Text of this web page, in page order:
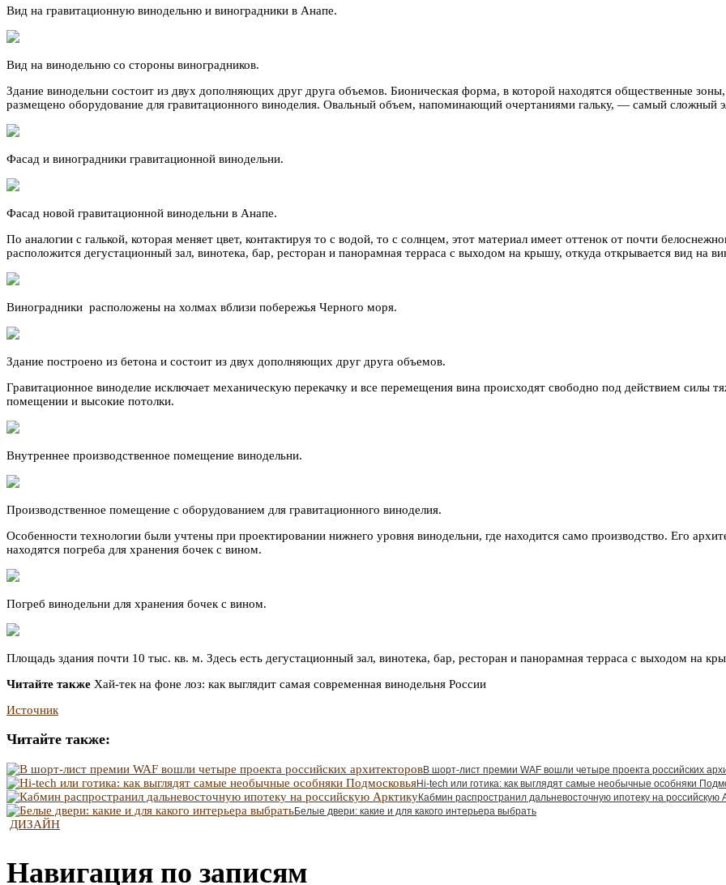
Вид на гравитационную винодельню и виноградники в Анапе.
Вид на винодельню со стороны виноградников.
Здание винодельни состоит из двух дополняющих друг друга объемов. Бионическая форма, в которой находятся общественные
размещено оборудование для гравитационного виноделия. Овальный объем, напоминающий очертаниями гальку, — самый сложный
Фасад и виноградники гравитационной винодельни.
Фасад новой гравитационной винодельни в Анапе.
По аналогии с галькой, которая меняет цвет, контактируя то с водой, то с солнцем, этот материал имеет оттенок от почти
расположится дегустационный зал, винотека, бар, ресторан и панорамная терраса с выходом на крышу, откуда открывается вид на
Виноградники расположены на холмах вблизи побережья Черного моря.
Здание построено из бетона и состоит из двух дополняющих друг друга объемов.
Гравитационное виноделие исключает механическую перекачку и все перемещения вина происходят свободно под действием силы
помещении и высокие потолки.
Внутреннее производственное помещение винодельни.
Производственное помещение с оборудованием для гравитационного виноделия.
Особенности технологии были учтены при проектировании нижнего уровня винодельни, где находится само производство. Его
находятся погреба для хранения бочек с вином.
Погреб винодельни для хранения бочек с вином.
Площадь здания почти 10 тыс. кв. м. Здесь есть дегустационный зал, винотека, бар, ресторан и панорамная терраса с выходом на
Читайте также Хай-тек на фоне лоз: как выглядит самая современная винодельня России
Источник
Читайте также:
В шорт-лист премии WAF вошли четыре проекта российских
Hi-tech или готика: как выглядят самые необычные особняки
Кабмин распространил дальневосточную ипотеку на российскую
Белые двери: какие и для какого интерьера выбрать
ДИЗАЙН
Навигация по записям